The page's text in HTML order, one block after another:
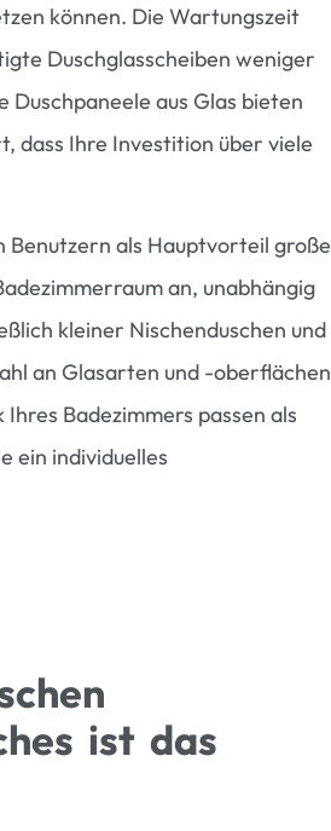
können. Die Wartungszeit
Duschglasscheiben weniger
aus Glas bieten
dass Ihre Investition über viele
Benutzern als Hauptvorteil große
an, unabhängig
kleiner Nischenduschen und
an Glasarten und -oberflächen
Badezimmers passen als
ein individuelles
ist das